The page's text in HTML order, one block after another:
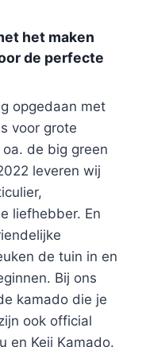
het maken
de perfecte
opgedaan met
voor grote
de big green
leveren wij
liefhebber. En
de tuin in en
Bij ons
kamado die je
ook official
en Keij Kamado.